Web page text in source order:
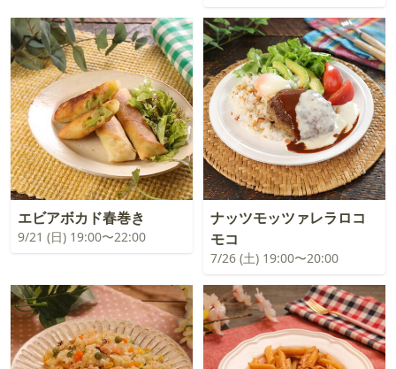
エビアボカド春巻き
9/21 (日) 19:00〜22:00
ナッツモッツァレラロコ
モコ
7/26 (土) 19:00〜20:00